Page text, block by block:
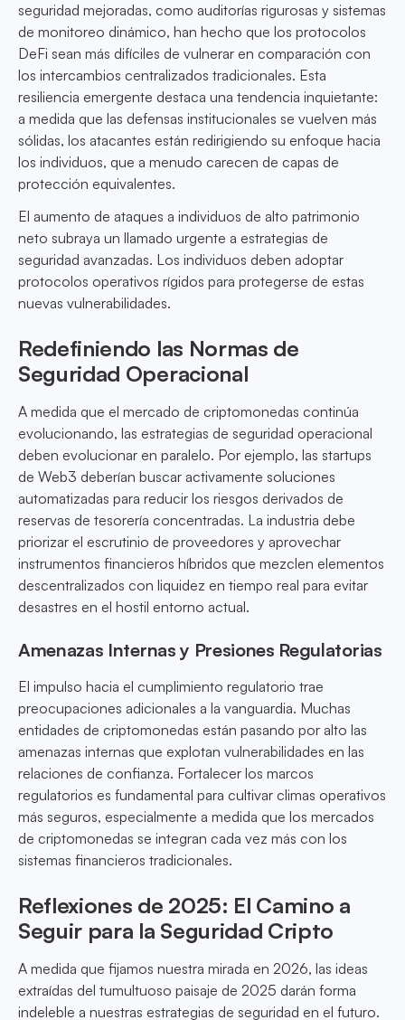
seguridad mejoradas, como auditorías rigurosas y sistemas
de monitoreo dinámico, han hecho que los protocolos
DeFi sean más difíciles de vulnerar en comparación con
los intercambios centralizados tradicionales. Esta
resiliencia emergente destaca una tendencia inquietante:
a medida que las defensas institucionales se vuelven más
sólidas, los atacantes están redirigiendo su enfoque hacia
los individuos, que a menudo carecen de capas de
protección equivalentes.
El aumento de ataques a individuos de alto patrimonio
neto subraya un llamado urgente a estrategias de
seguridad avanzadas. Los individuos deben adoptar
protocolos operativos rígidos para protegerse de estas
nuevas vulnerabilidades.
Redefiniendo las Normas de
Seguridad Operacional
A medida que el mercado de criptomonedas continúa
evolucionando, las estrategias de seguridad operacional
deben evolucionar en paralelo. Por ejemplo, las startups
de Web3 deberían buscar activamente soluciones
automatizadas para reducir los riesgos derivados de
reservas de tesorería concentradas. La industria debe
priorizar el escrutinio de proveedores y aprovechar
instrumentos financieros híbridos que mezclen elementos
descentralizados con liquidez en tiempo real para evitar
desastres en el hostil entorno actual.
Amenazas Internas y Presiones Regulatorias
El impulso hacia el cumplimiento regulatorio trae
preocupaciones adicionales a la vanguardia. Muchas
entidades de criptomonedas están pasando por alto las
amenazas internas que explotan vulnerabilidades en las
relaciones de confianza. Fortalecer los marcos
regulatorios es fundamental para cultivar climas operativos
más seguros, especialmente a medida que los mercados
de criptomonedas se integran cada vez más con los
sistemas financieros tradicionales.
Reflexiones de 2025: El Camino a
Seguir para la Seguridad Cripto
A medida que fijamos nuestra mirada en 2026, las ideas
extraídas del tumultuoso paisaje de 2025 darán forma
indeleble a nuestras estrategias de seguridad en el futuro.